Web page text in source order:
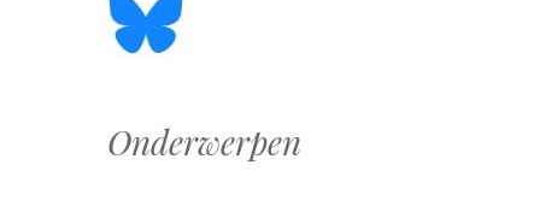
Onderwerpen